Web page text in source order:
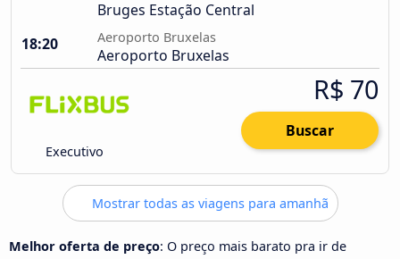
Bruges Estação Central
18:20
Aeroporto Bruxelas
Aeroporto Bruxelas
Executivo
R$ 70
Buscar
Mostrar todas as viagens para amanhã
Melhor oferta de preço: O preço mais barato pra ir de